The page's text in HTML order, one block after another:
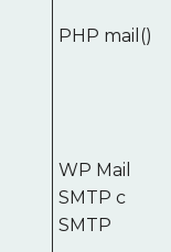
PHP mail()
WP Mail
SMTP с
SMTP